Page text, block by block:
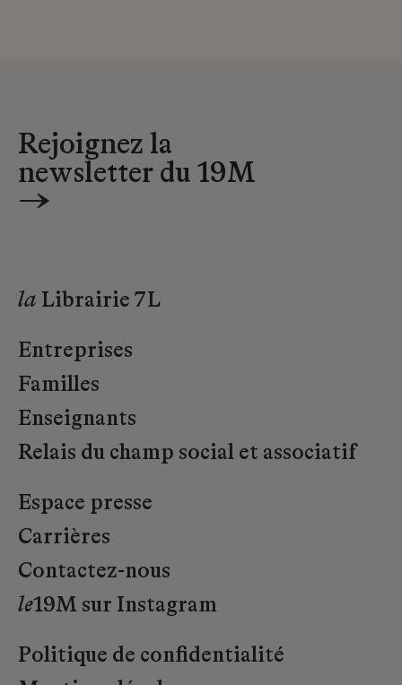
Rejoignez la
newsletter du 19M
→
la Librairie 7L
Entreprises
Familles
Enseignants
Relais du champ social et associatif
Espace presse
Carrières
Contactez-nous
le19M sur Instagram
Politique de confidentialité